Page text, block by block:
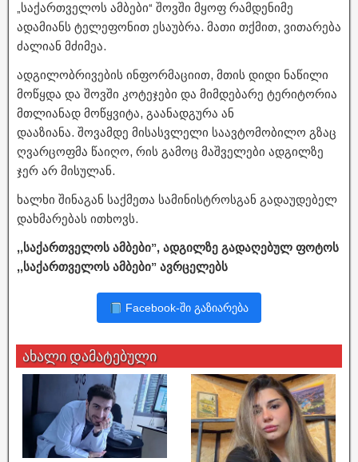
„საქართველოს ამბები“ შოვში მყოფ რამდენიმე
ადამიანს ტელეფონით ესაუბრა. მათი თქმით, ვითარება
ძალიან მძიმეა.
ადგილობრივების ინფორმაციით, მთის დიდი ნაწილი
მოწყდა და შოვში კოტეჯები და მიმდებარე ტერიტორია
მთლიანად მოწყვიტა, გაანადგურა ან
დააზიანა. შოვამდე მისასვლელი საავტომობილო გზაც
ღვარცოფმა წაიღო, რის გამოც მაშველები ადგილზე
ჯერ არ მისულან.
ხალხი შინაგან საქმეთა სამინისტროსგან გადაუდებელ
დახმარებას ითხოვს.
,,საქართველოს ამბები”, ადგილზე გადაღებულ ფოტოს
,,საქართველოს ამბები” ავრცელებს
Facebook-ში გაზიარება
ახალი დამატებული